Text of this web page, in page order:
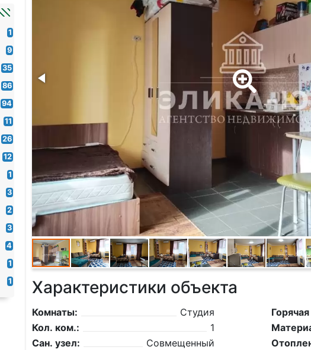
1
9
35
86
94
11
26
12
1
3
2
3
4
1
1 Характеристики объекта
Комнаты:
Студия
Кол. ком.:
1
Сан. узел:
Совмещенный